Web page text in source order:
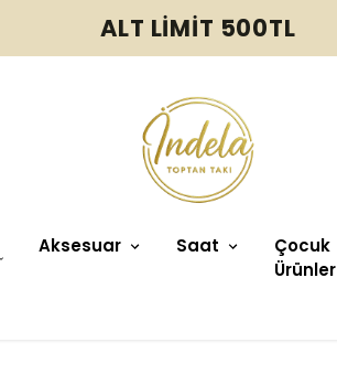
ALT LİMİT 500TL
Aksesuar Saat
Çocuk
Ürünler